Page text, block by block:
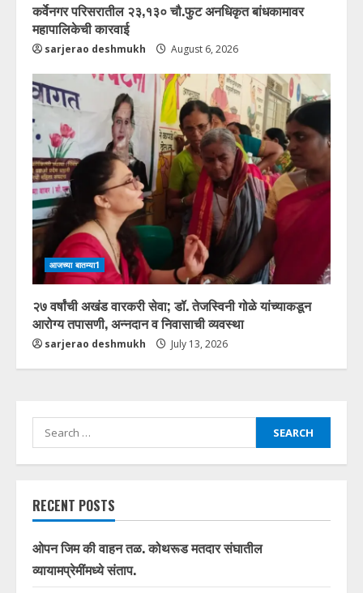
कर्वेनगर परिसरातील २३,१३० चौ.फुट अनधिकृत बांधकामावर
महापालिकेची कारवाई
sarjerao deshmukh August 6, 2026
आजच्या बातम्या1
२७ वर्षांची अखंड वारकरी सेवा; डॉ. तेजस्विनी गोळे यांच्याकडून
आरोग्य तपासणी, अन्नदान व निवासाची व्यवस्था
sarjerao deshmukh July 13, 2026
Search
for:
RECENT POSTS
ओपन जिम की वाहन तळ. कोथरूड मतदार संघातील
व्यायामप्रेमींमध्ये संताप.